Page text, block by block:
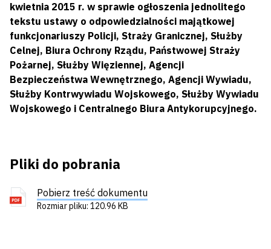
kwietnia 2015 r. w sprawie ogłoszenia jednolitego
tekstu ustawy o odpowiedzialności majątkowej
funkcjonariuszy Policji, Straży Granicznej, Służby
Celnej, Biura Ochrony Rządu, Państwowej Straży
Pożarnej, Służby Więziennej, Agencji
Bezpieczeństwa Wewnętrznego, Agencji Wywiadu,
Służby Kontrwywiadu Wojskowego, Służby Wywiadu
Wojskowego i Centralnego Biura Antykorupcyjnego.
Pliki do pobrania
Pobierz treść dokumentu
Rozmiar pliku: 120.96 KB